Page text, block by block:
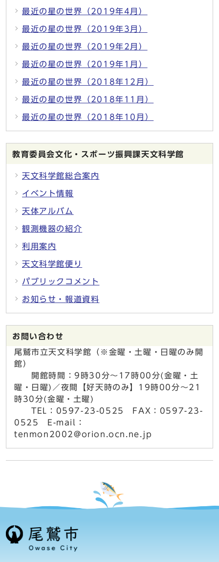
最近の星の世界（2019年4月）
最近の星の世界（2019年3月）
最近の星の世界（2019年2月）
最近の星の世界（2019年1月）
最近の星の世界（2018年12月）
最近の星の世界（2018年11月）
最近の星の世界（2018年10月）
教育委員会文化・スポーツ振興課天文科学館
天文科学館総合案内
イベント情報
天体アルバム
観測機器の紹介
利用案内
天文科学館便り
パブリックコメント
お知らせ・報道資料
お問い合わせ
尾鷲市立天文科学館（※金曜・土曜・日曜のみ開
館）
開館時間：9時30分～17時00分(金曜・土
曜・日曜)／夜間【好天時のみ】19時00分～21
時30分(金曜・土曜)
TEL：0597-23-0525 FAX：0597-23-
0525 E-mail：
tenmon2002@orion.ocn.ne.jp